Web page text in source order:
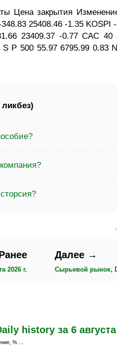
Цена закрытия
25408.46 -1.35 KOSPI
23409.37 -0.77 CAC 40
P 500 55.97 6795.99 0.83
2026 г.
Далее →
Сырьевой рынок,
history за 6 августа
% ...